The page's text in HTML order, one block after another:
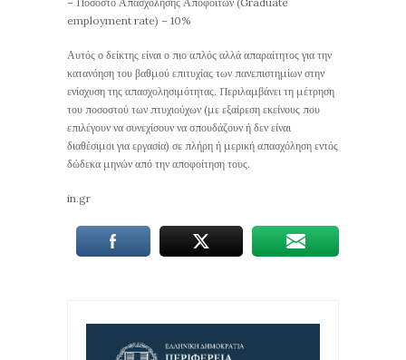
employment rate) – 10%
Αυτός ο δείκτης είναι ο πιο απλός αλλά απαραίτητος για την
κατανόηση του βαθμού επιτυχίας των πανεπιστημίων στην
ενίσχυση της απασχολησιμότητας. Περιλαμβάνει τη μέτρηση
του ποσοστού των πτυχιούχων (με εξαίρεση εκείνους που
επιλέγουν να συνεχίσουν να σπουδάζουν ή δεν είναι
διαθέσιμοι για εργασία) σε πλήρη ή μερική απασχόληση εντός
δώδεκα μηνών από την αποφοίτηση τους.
in.gr